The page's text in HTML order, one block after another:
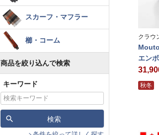
クラウ
エン
秋冬
スカーフ・マフラー
櫛・コーム
商品を絞り込んで検索
キーワード
検索